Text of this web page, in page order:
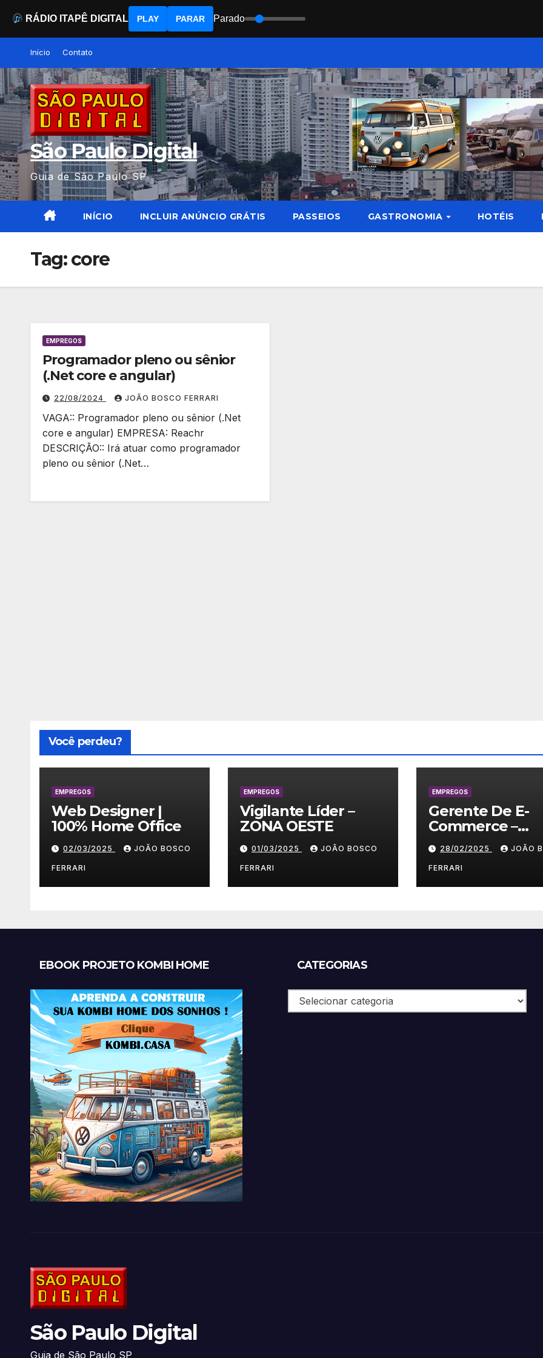
content
Início Contato
São Paulo Digital
Guia de São Paulo SP
INÍCIO INCLUIR ANÚNCIO GRÁTIS PASSEIOS GASTRONOMIA HOTÉIS
Tag:core
EMPREGOS
Programador pleno ou sênior
(.Net core e angular)
22/08/2024 JOÃO BOSCO FERRARI
VAGA:: Programador pleno ou sênior (.Net
core e angular) EMPRESA: Reachr
DESCRIÇÃO:: Irá atuar como programador
pleno ou sênior (.Net…
Você perdeu?
EMPREGOS
Web Designer |
100% Home Office
02/03/2025 JOÃO BOSCO
FERRARI
EMPREGOS
Vigilante Líder –
ZONA OESTE
01/03/2025 JOÃO BOSCO
FERRARI
EMPREGOS
Gerente De E-
Commerce –
Vestuário/
SP28/02/2025 JOÃO
FERRARI
EBOOK PROJETO KOMBI HOME CATEGORIAS
Categorias
São Paulo Digital
Guia de São Paulo SP
RÁDIO ITAPÊ DIGITAL PLAY PARAR Parado